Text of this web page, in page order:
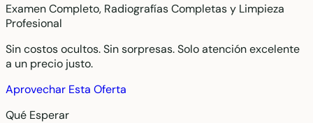
Examen Completo, Radiografías Completas y Limpieza
Profesional
Sin costos ocultos. Sin sorpresas. Solo atención excelente
a un precio justo.
Aprovechar Esta Oferta
Qué Esperar